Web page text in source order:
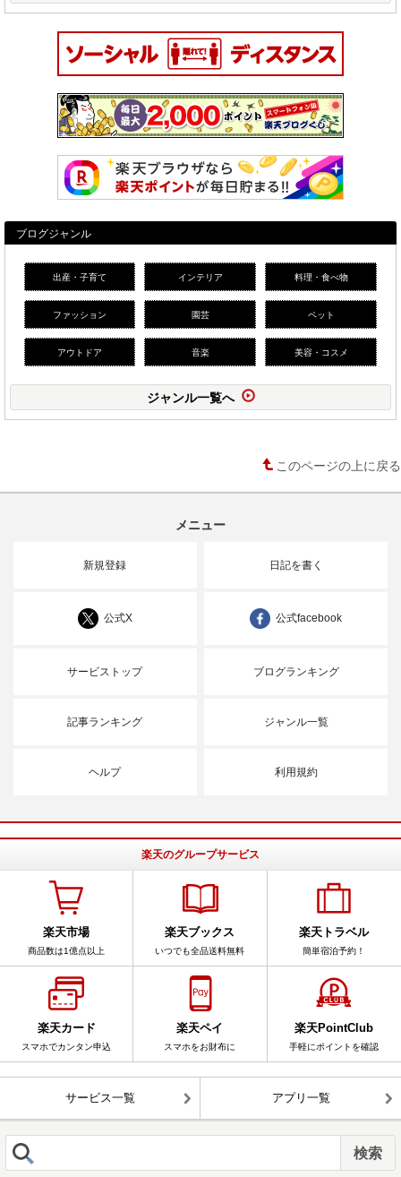
ブログジャンル
出産・子育て インテリア 料理・食べ物
ファッション 園芸 ペット
アウトドア 音楽 美容・コスメ
ジャンル一覧へ
このページの上に戻る
メニュー
新規登録 日記を書く
公式X 公式facebook
サービストップ ブログランキング
記事ランキング ジャンル一覧
ヘルプ 利用規約
楽天のグループサービス
楽天市場
商品数は1億点以上
楽天ブックス
いつでも全品送料無料
楽天トラベル
簡単宿泊予約！
楽天カード
スマホでカンタン申込
楽天ペイ
スマホをお財布に
楽天PointClub
手軽にポイントを確認
サービス一覧 アプリ一覧